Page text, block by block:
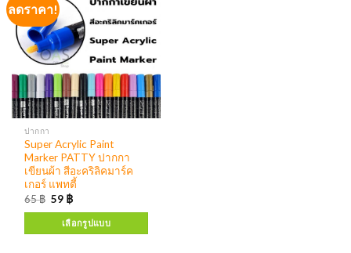
ลดราคา!
ปากกา
Super Acrylic Paint
Marker PATTY ปากกา
เขียนผ้า สีอะคริลิคมาร์ค
เกอร์ แพทตี้
65฿ 59 ฿
เลือกรูปแบบ